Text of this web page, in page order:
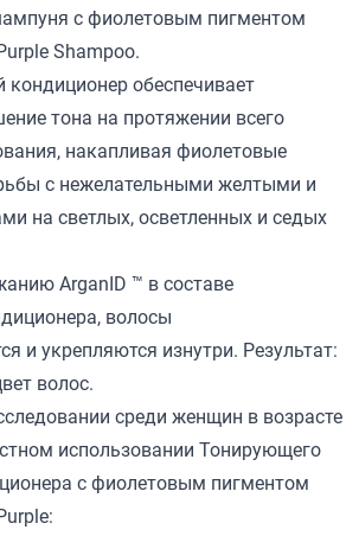
с фиолетовым пигментом
Shampoo.
кондиционер обеспечивает
тона на протяжении всего
накапливая фиолетовые
с нежелательными желтыми и
на светлых, осветленных и седых
ArganID ™ в составе
волосы
и укрепляются изнутри. Результат:
волос.
среди женщин в возрасте
использовании Тонирующего
с фиолетовым пигментом